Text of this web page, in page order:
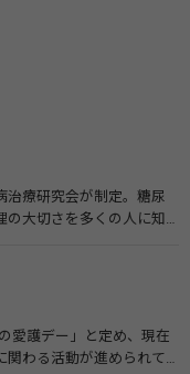
療研究会が制定。糖尿
の大切さを多くの人に知
愛護デー」と定め、現在
関わる活動が進められて